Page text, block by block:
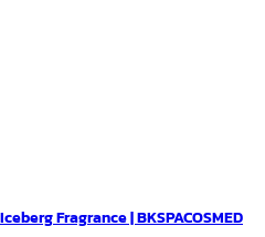
Fragrance | BKSPACOSMED